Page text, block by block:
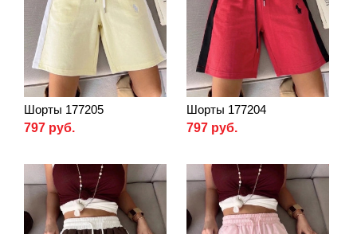
Шорты 177205
797 руб.
Шорты 177204
797 руб.